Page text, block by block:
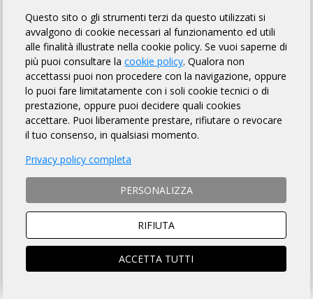
TORNA AL BREVETTO
REGOLAMENTO
Art. 1 ORGANIZZAZIONE
MONTEGRAPPA BIKE DAY ASD organizza per il giorno
24/05/2026 la Randonnée "Ciclopedalata Grande Guerra" avente
Km 98 di lunghezza, per l'acquisizione del relativo brevetto, la cui
DESCRIZIONE che è fatto OBBLIGO a ciascun partecipante
, si trova sulla pagina web aquesto link
Art. 2 NATURA DELLA MANIFESTAZIONE
Il Brevetto Randonnée "Ciclopedalata Grande Guerra" è una
manifestazione sportiva, non competitiva, di resistenza e
regolarità che si svolge su un percorso obbligato, così come
identificato nella Descrizione di cui all'art. precedente, nonché
Questo sito o gli strumenti terzi da questo utilizzati si
avvalgono di cookie necessari al funzionamento ed utili
alle finalità illustrate nella cookie policy. Se vuoi saperne di
più puoi consultare lacookie policy. Qualora non
accettassi puoi non procedere con la navigazione, oppure
lo puoi fare limitatamente con i soli cookie tecnici o di
prestazione, oppure puoi decidere quali cookies
accettare. Puoi liberamente prestare, rifiutare o revocare
il tuo consenso, in qualsiasi momento.
Privacy policy completa
PERSONALIZZA
RIFIUTA
ACCETTA TUTTI